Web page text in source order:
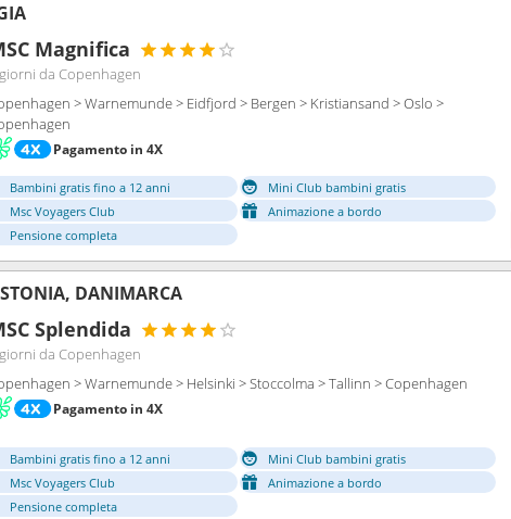
Magnifica
da Copenhagen
> Warnemunde > Eidfjord > Bergen > Kristiansand > Oslo >
Pagamento in 4X
Bambini gratis fino a 12 anni
Mini Club bambini gratis
Msc Voyagers Club
Animazione a bordo
Pensione completa
DANIMARCA
Splendida
da Copenhagen
> Warnemunde > Helsinki > Stoccolma > Tallinn > Copenhagen
Pagamento in 4X
Bambini gratis fino a 12 anni
Mini Club bambini gratis
Msc Voyagers Club
Animazione a bordo
Pensione completa